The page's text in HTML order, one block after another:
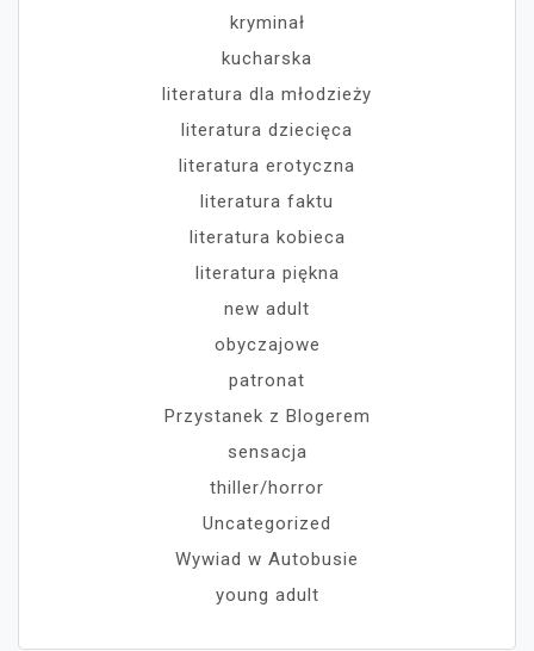
kryminał
kucharska
literatura dla młodzieży
literatura dziecięca
literatura erotyczna
literatura faktu
literatura kobieca
literatura piękna
new adult
obyczajowe
patronat
Przystanek z Blogerem
sensacja
thiller/horror
Uncategorized
Wywiad w Autobusie
young adult